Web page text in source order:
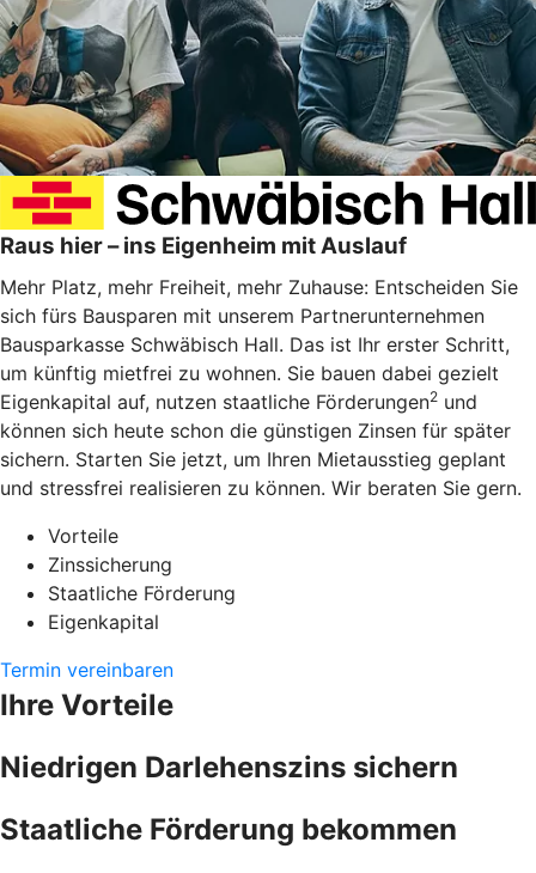
Raus hier – ins Eigenheim mit Auslauf
Mehr Platz, mehr Freiheit, mehr Zuhause: Entscheiden Sie
sich fürs Bausparen mit unserem Partnerunternehmen
Bausparkasse Schwäbisch Hall. Das ist Ihr erster Schritt,
um künftig mietfrei zu wohnen. Sie bauen dabei gezielt
Eigenkapital auf, nutzen staatliche Förderungen2 und
können sich heute schon die günstigen Zinsen für später
sichern. Starten Sie jetzt, um Ihren Mietausstieg geplant
und stressfrei realisieren zu können. Wir beraten Sie gern.
Vorteile
Zinssicherung
Staatliche Förderung
Eigenkapital
Termin vereinbaren
Ihre Vorteile
Niedrigen Darlehenszins sichern
Staatliche Förderung bekommen